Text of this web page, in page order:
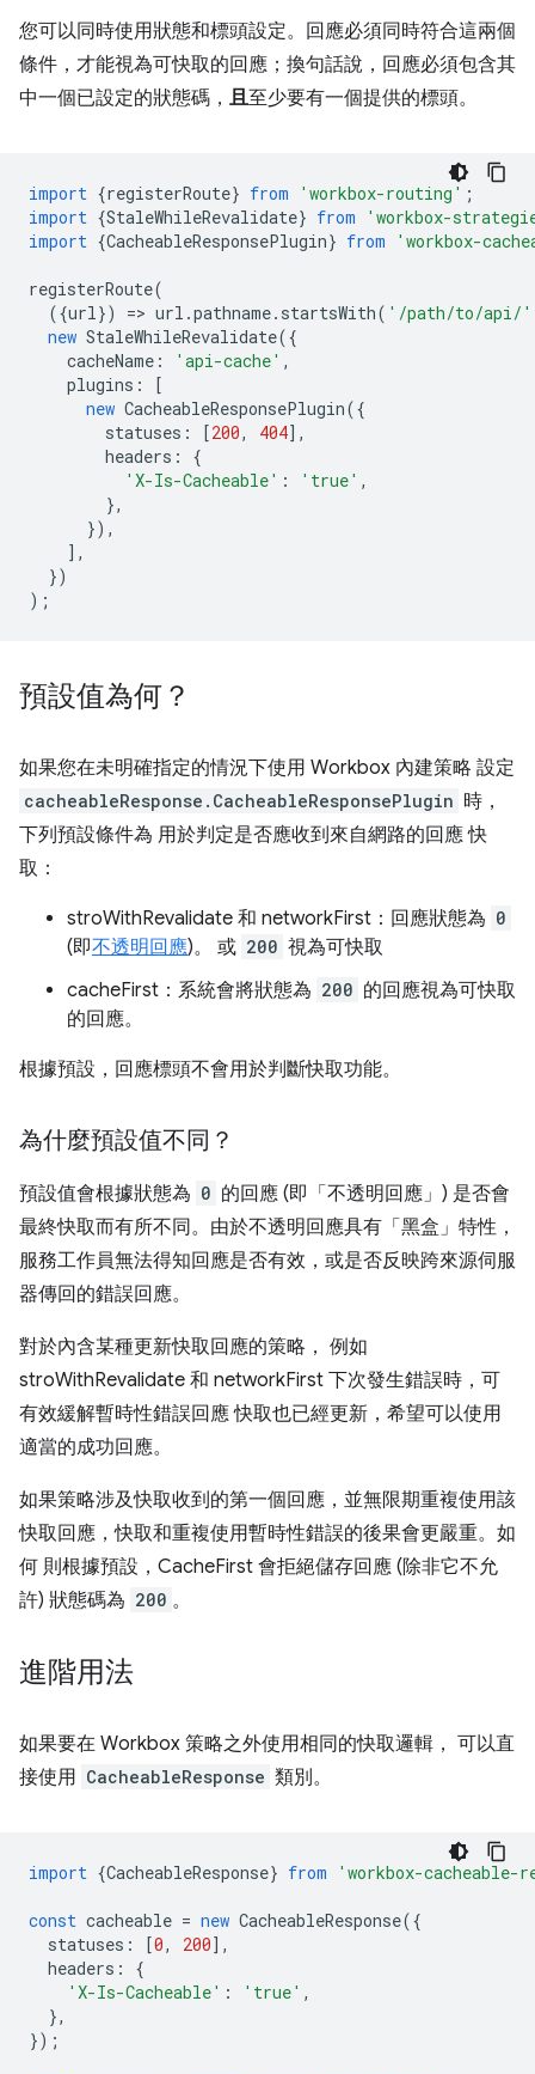
您可以同時使用狀態和標頭設定。回應必須同時符合這兩個
條件，才能視為可快取的回應；換句話說，回應必須包含其
中一個已設定的狀態碼， 且至少要有一個提供的標頭。
import {registerRoute} from 'workbox-routing' ;
import {StaleWhileRevalidate} from
'workbox-
import {CacheableResponsePlugin} from 'workbox-
registerRoute(
({url}) => url .pathname. startsWith( '/path/to/api/'
new StaleWhileRevalidate({
cacheName : 'api-cache' ,
plugins :
[
new CacheableResponsePlugin({
statuses : [200, 404],
headers :
{
'X-Is-Cacheable' : 'true' ,
},
}),
],
})
);
預設值為何？
如果您在未明確指定的情況下使用 Workbox 內建策略 設定
cacheableResponse.CacheableResponsePlugin 時，
下列預設條件為 用於判定是否應收到來自網路的回應 快
取：
stroWithRevalidate 和 networkFirst：回應狀態為 0
(即不透明回應)。 或 200 視為可快取
cacheFirst：系統會將狀態為 200 的回應視為可快取
的回應。
根據預設，回應標頭不會用於判斷快取功能。
為什麼預設值不同？
預設值會根據狀態為 0 的回應 (即「不透明回應」 ) 是否會
最終快取而有所不同。由於不透明回應具有「黑盒」特性，
服務工作員無法得知回應是否有效，或是否反映跨來源伺服
器傳回的錯誤回應。
對於內含某種更新快取回應的策略， 例如
stroWithRevalidate 和 networkFirst 下次發生錯誤時，可
有效緩解暫時性錯誤回應 快取也已經更新，希望可以使用
適當的成功回應。
如果策略涉及快取收到的第一個回應，並無限期重複使用該
快取回應，快取和重複使用暫時性錯誤的後果會更嚴重。如
何 則根據預設，CacheFirst 會拒絕儲存回應 (除非它不允
許) 狀態碼為 200 。
進階用法
如果要在 Workbox 策略之外使用相同的快取邏輯， 可以直
接使用 CacheableResponse 類別。
import {CacheableResponse} from 'workbox-cacheable-
const cacheable = new CacheableResponse({
statuses : [0, 200],
headers :
{
'X-Is-Cacheable' : 'true' ,
},
});